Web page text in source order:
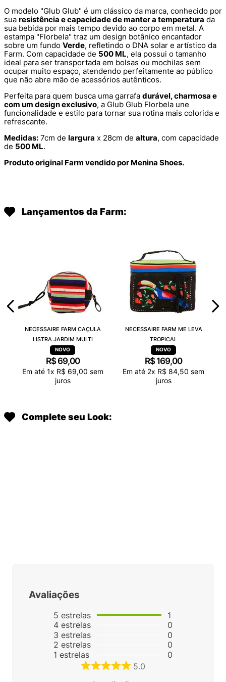
O modelo "Glub Glub" é um clássico da marca, conhecido por
sua resistência e capacidade de manter a temperatura da
sua bebida por mais tempo devido ao corpo em metal. A
estampa "Florbela" traz um design botânico encantador
sobre um fundo Verde, refletindo o DNA solar e artístico da
Farm. Com capacidade de 500 ML, ela possui o tamanho
ideal para ser transportada em bolsas ou mochilas sem
ocupar muito espaço, atendendo perfeitamente ao público
que não abre mão de acessórios autênticos.
Perfeita para quem busca uma garrafa durável, charmosa e
com um design exclusivo, a Glub Glub Florbela une
funcionalidade e estilo para tornar sua rotina mais colorida e
refrescante.
Medidas: 7cm de largura x 28cm de altura, com capacidade
de 500 ML.
Produto original Farm vendido por Menina Shoes.
Lançamentos da Farm:
NECESSAIRE FARM CAÇULA
LISTRA JARDIM MULTI
R$ 69,00
Em até 1x R$ 69,00 sem
juros
NECESSAIRE FARM ME LEVA
TROPICAL
R$ 169,00
Em até 2x R$ 84,50 sem
juros
Complete seu Look:
Avaliações
5 estrelas
4 estrelas
3 estrelas
2 estrelas
1 estrelas
1
0
0
0
0
5.0